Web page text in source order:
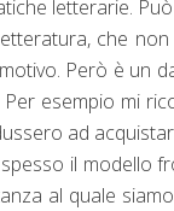
letterarie.
che
Però è un
Per esempio mi
ad
il modello
al quale